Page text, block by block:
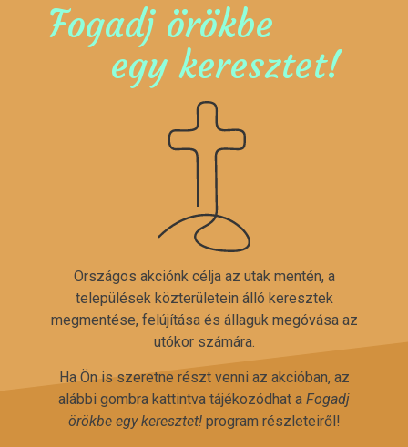
Fogadj örökbe
egy keresztet!
Országos akciónk célja az utak mentén, a
települések közterületein álló keresztek
megmentése, felújítása és állaguk megóvása az
utókor számára.
Ha Ön is szeretne részt venni az akcióban, az
alábbi gombra kattintva tájékozódhat a Fogadj
örökbe egy keresztet!program részleteiről!